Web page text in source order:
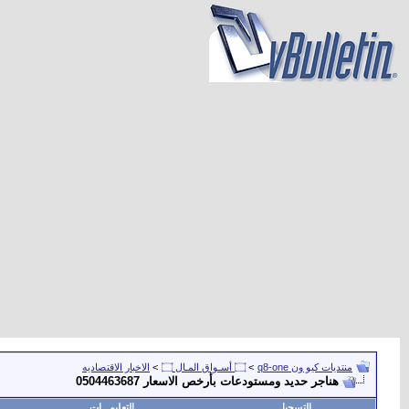
منتديات كيو ون q8-one >۝ أسـواق المـال ۝ > الاخبار الاقتصاديه
هناجر حديد ومستودعات بأرخص الاسعار 0504463687